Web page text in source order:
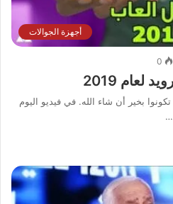
أجهزة الجوالات
0
بخير أن شاء الله. في فيديو اليوم